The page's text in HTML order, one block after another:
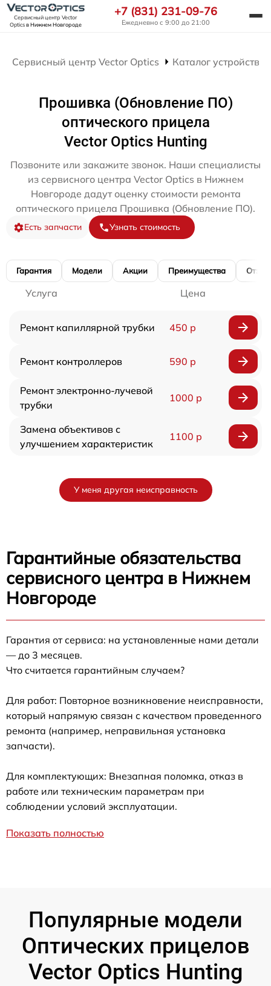
Сервисный центр Vector
Opticsв Нижнем Новгороде
+7 (831) 231-09-76
Ежедневно с 9:00 до 21:00
Сервисный центр Vector Optics Каталог устройств
Прошивка (Обновление ПО)
оптического прицела
Vector Optics Hunting
Позвоните или закажите звонок. Наши специалисты
из сервисного центра Vector Optics в Нижнем
Новгороде дадут оценку стоимости ремонта
оптического прицела Прошивка (Обновление ПО).
Есть запчасти Узнать стоимость
Гарантия Модели Акции Преимущества
Услуга Цена
Ремонт капиллярной трубки 450 р
Ремонт контроллеров 590 р
Ремонт электронно-лучевой
трубки
1000 р
Замена объективов с
улучшением характеристик
1100 р
У меня другая неисправность
Гарантийные обязательства
сервисного центра в Нижнем
Новгороде
Гарантия от сервиса: на установленные нами детали
— до 3 месяцев.
Что считается гарантийным случаем?
Для работ: Повторное возникновение неисправности,
который напрямую связан с качеством проведенного
ремонта (например, неправильная установка
запчасти).
Для комплектующих: Внезапная поломка, отказ в
работе или техническим параметрам при
соблюдении условий эксплуатации.
Показать полностью
Популярные модели
Оптических прицелов
Vector Optics Hunting